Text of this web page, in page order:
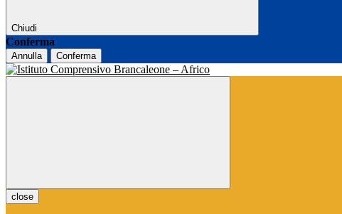
Chiudi
Conferma
Annulla Conferma
close